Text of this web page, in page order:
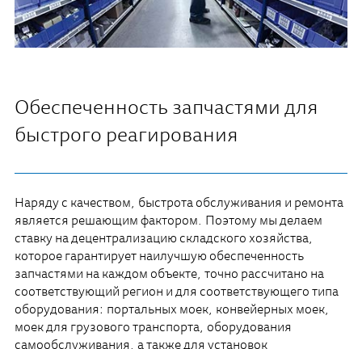
Обеспеченность запчастями для
быстрого реагирования
Наряду с качеством, быстрота обслуживания и ремонта
является решающим фактором. Поэтому мы делаем
ставку на децентрализацию складского хозяйства,
которое гарантирует наилучшую обеспеченность
запчастями на каждом объекте, точно рассчитано на
соответствующий регион и для соответствующего типа
оборудования: портальных моек, конвейерных моек,
моек для грузового транспорта, оборудования
самообслуживания, а также для установок